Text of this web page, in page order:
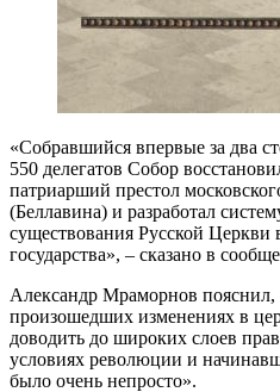
«Собравшийся впервые за два
550 делегатов Собор
патриарший престол
(Беллавина) и разработал
существования Русской Церкви
государства», – сказано в
Александр Мраморнов
произошедших изменениях в
доводить до широких слоев
условиях революции и
было очень непросто».